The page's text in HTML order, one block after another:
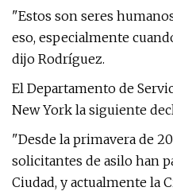
"Estos son seres
eso, especialmente
dijo Rodríguez.
El Departamento de
New York la siguiente
"Desde la primavera de
solicitantes de asilo han
Ciudad, y actualmente la